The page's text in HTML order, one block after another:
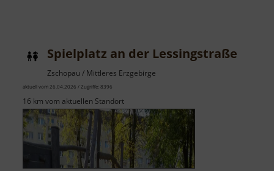
Spielplatz an der Lessingstraße
Zschopau / Mittleres Erzgebirge
aktuell vom 26.04.2026 / Zugriffe: 8396
16 km vom aktuellen Standort